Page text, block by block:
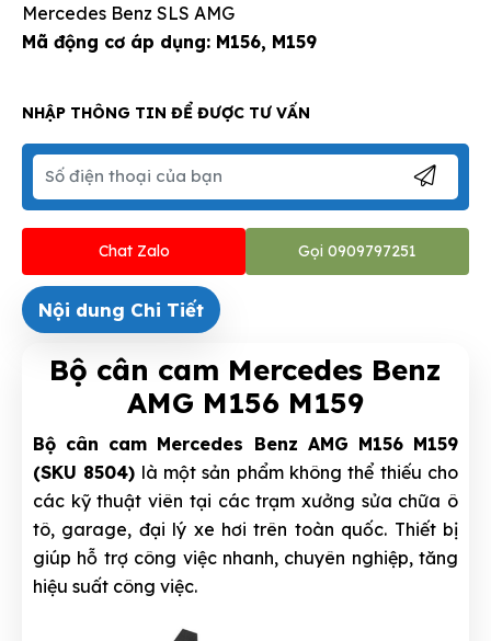
Mercedes Benz SLS AMG
Mã động cơ áp dụng: M156, M159
NHẬP THÔNG TIN ĐỂ ĐƯỢC TƯ VẤN
Chat Zalo Gọi 0909797251
Nội dung Chi Tiết
Bộ cân cam Mercedes Benz
AMG M156 M159
Bộ cân cam Mercedes Benz AMG M156 M159
(SKU 8504) là một sản phẩm không thể thiếu cho
các kỹ thuật viên tại các trạm xưởng sửa chữa ô
tô, garage, đại lý xe hơi trên toàn quốc. Thiết bị
giúp hỗ trợ công việc nhanh, chuyên nghiệp, tăng
hiệu suất công việc.